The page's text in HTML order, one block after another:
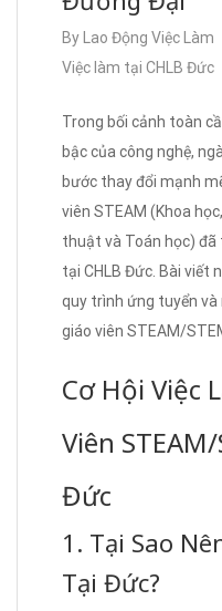
By Lao Động Việc Làm
Việc làm tại CHLB Đức
Trong bối cảnh toàn
bậc của công nghệ,
bước thay đổi mạnh
viên STEAM (Khoa
thuật và Toán học) đã
tại CHLB Đức. Bài viết
quy trình ứng tuyển
giáo viên STEAM/
Cơ Hội Việc
Viên
Đức
1. Tại Sao
Tại Đức?